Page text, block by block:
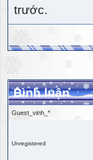
trước.
Bình luận
Guest_vinh_*
Unregistered